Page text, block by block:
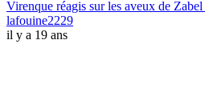
Virenque réagis sur les aveux de
lafouine2229
il y a 19 ans